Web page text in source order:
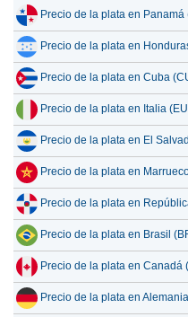
Precio de la plata en Panamá
Precio de la plata en
Precio de la plata en Cuba
Precio de la plata en Italia
Precio de la plata en El
Precio de la plata en
Precio de la plata en
Precio de la plata en Brasil
Precio de la plata en Canadá
Precio de la plata en